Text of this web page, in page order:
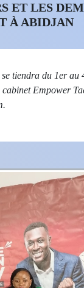
ET LES
À ABIDJAN
tiendra du 1er
Empower